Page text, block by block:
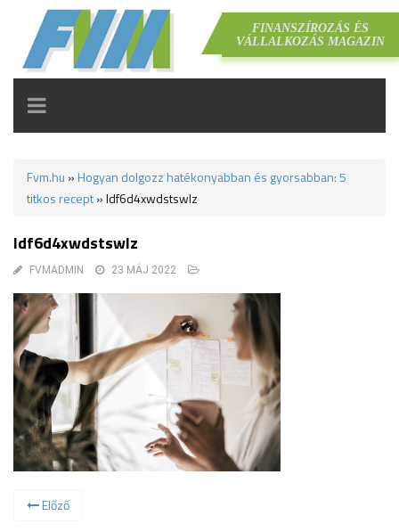
FINANSZÍROZÁS ÉS
VÁLLALKOZÁS MAGAZIN
TOGGLE
NAVIGATION
Fvm.hu » Hogyan dolgozz hatékonyabban és gyorsabban: 5
titkos recept»ldf6d4xwdstswlz
ldf6d4xwdstswlz
FVMADMIN 23 MÁJ 2022
Előző